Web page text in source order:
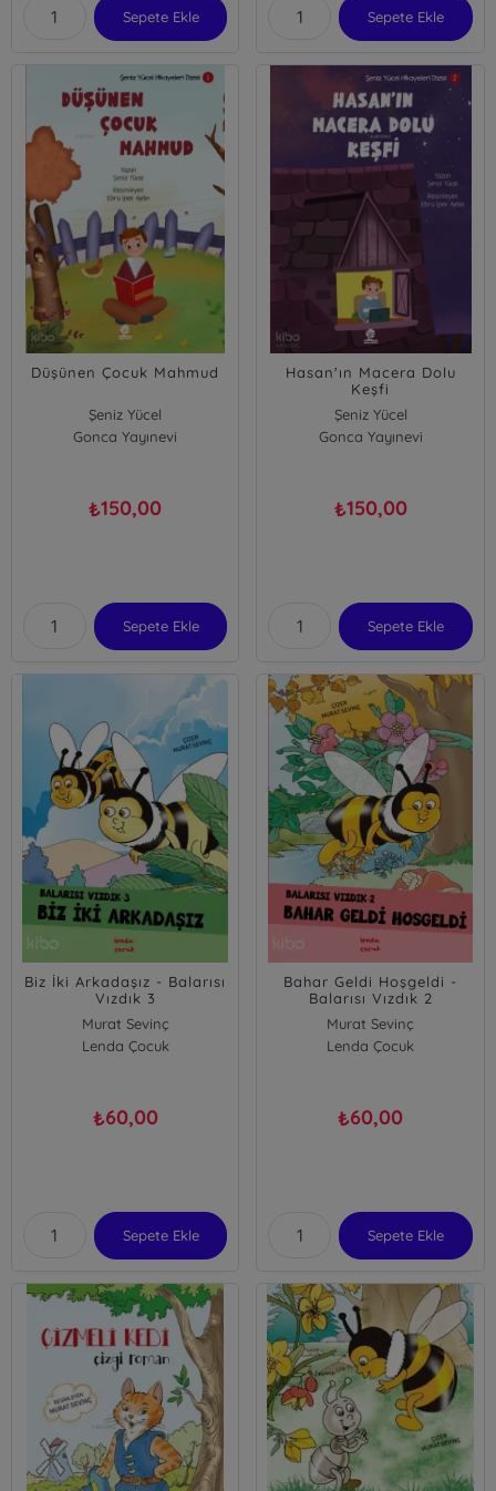
Sepete Ekle Sepete Ekle
Düşünen Çocuk Mahmud
Şeniz Yücel
Gonca Yayınevi
₺150,00
Sepete Ekle
Hasan'ın Macera Dolu
Keşfi
Şeniz Yücel
Gonca Yayınevi
₺150,00
Sepete Ekle
Biz İki Arkadaşız - Balarısı
Vızdık 3
Murat Sevinç
Lenda Çocuk
₺60,00
Sepete Ekle
Bahar Geldi Hoşgeldi -
Balarısı Vızdık 2
Murat Sevinç
Lenda Çocuk
₺60,00
Sepete Ekle